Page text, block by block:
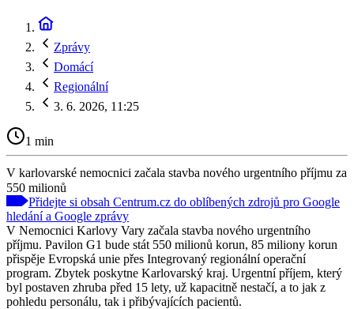
Zprávy
Domácí
Regionální
3. 6. 2026, 11:25
1 min
V karlovarské nemocnici začala stavba nového urgentního příjmu za
550 milionů
Přidejte si obsah Centrum.cz do oblíbených zdrojů pro Google
hledání a Google zprávy
V Nemocnici Karlovy Vary začala stavba nového urgentního
příjmu. Pavilon G1 bude stát 550 milionů korun, 85 miliony korun
přispěje Evropská unie přes Integrovaný regionální operační
program. Zbytek poskytne Karlovarský kraj. Urgentní příjem, který
byl postaven zhruba před 15 lety, už kapacitně nestačí, a to jak z
pohledu personálu, tak i přibývajících pacientů.